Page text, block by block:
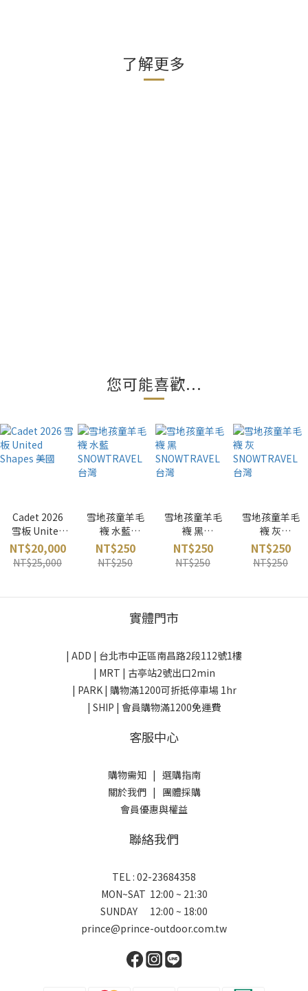
了解更多
您可能喜歡...
Cadet 2026
雪板 United
Shapes 美國
NT$20,000
NT$25,000
雪地孩童羊毛
襪 水藍
SNOWTRAVE
L 台灣
NT$250
NT$250
雪地孩童羊毛
襪 黑
SNOWTRAVE
L 台灣
NT$250
NT$250
雪地孩童羊毛
襪 灰
SNOWTRAVE
L 台灣
NT$250
NT$250
實體門市
| ADD | 台北市中正區南昌路2段112號1樓
| MRT | 古亭站2號出口2min
| PARK | 購物滿1200可折抵停車場 1hr
| SHIP | 會員購物滿1200免運費
客服中心
購物需知| 選購指南
關於我們| 團體採購
會員優惠與權益
聯絡我們
TEL : 02-23684358
MON~SAT 12:00 ~ 21:30
SUNDAY 12:00 ~ 18:00
prince@prince-outdoor.com.tw